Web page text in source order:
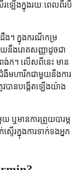
រឡើងក្នុងរយៈពេលពីរបី
ង។ ក្នុងករណីកម្រ
យនឹងរោគសញ្ញាដូចជា
ង់ក។ លើសពីនេះ មាន
មហារីកជាមួយនឹងការ
បានបង្កើតឡើងយ៉ាង
ឬមានការព្រួយបារម្ភ
ើរក្នុងការទាក់ទងអ្នក